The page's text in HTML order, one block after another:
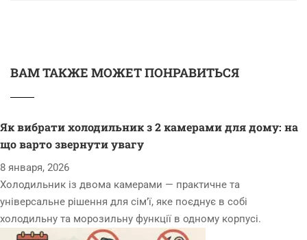
ВАМ ТАКЖЕ МОЖЕТ ПОНРАВИТЬСЯ
Як вибрати холодильник з 2 камерами для дому: на
що варто звернути увагу
8 января, 2026
Холодильник із двома камерами — практичне та
універсальне рішення для сім’ї, яке поєднує в собі
холодильну та морозильну функції в одному корпусі.